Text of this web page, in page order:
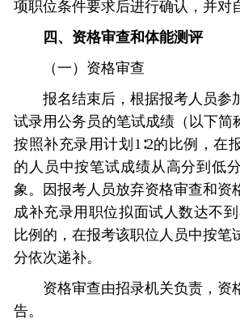
项职位条件要求后进行确认，并对
四、资格审查和体能测评
（一）资格审查
报名结束后，根据报考人员参
试录用公务员的笔试成绩（以下简
按照补充录用计划1∶2的比例，在
的人员中按笔试成绩从高分到低
象。因报考人员放弃资格审查和资
成补充录用职位拟面试人数达不
比例的，在报考该职位人员中按笔
分依次递补。
资格审查由招录机关负责，资
告。